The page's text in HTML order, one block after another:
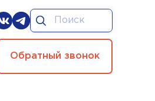
Обратный звонок